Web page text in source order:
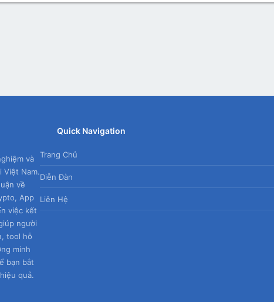
và
Việt Nam.
về
App
việc kết
người
tool hỗ
minh
bạn bắt
quả.
Quick Navigation
Trang Chủ
Diễn Đàn
Liên Hệ